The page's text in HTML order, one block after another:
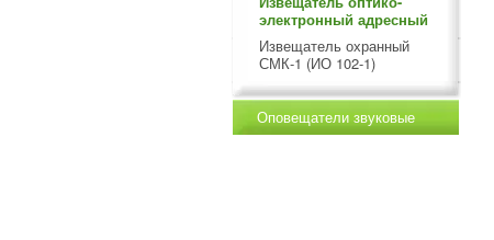
электронный адресный
Извещатель охранный
СМК-1 (ИО 102-1)
Оповещатели звуковые